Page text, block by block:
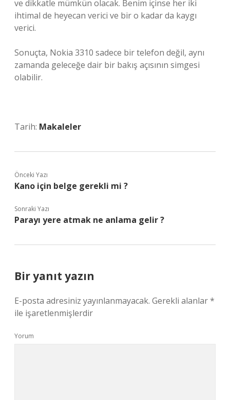
ve dikkatle mümkün olacak. Benim içinse her iki
ihtimal de heyecan verici ve bir o kadar da kaygı
verici.
Sonuçta, Nokia 3310 sadece bir telefon değil, aynı
zamanda geleceğe dair bir bakış açısının simgesi
olabilir.
Tarih: Makaleler
Önceki Yazı
Kano için belge gerekli mi ?
Sonraki Yazı
Parayı yere atmak ne anlama gelir ?
Bir yanıt yazın
E-posta adresiniz yayınlanmayacak. Gerekli alanlar*
ile işaretlenmişlerdir
Yorum